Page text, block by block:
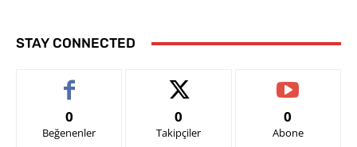
STAY CONNECTED
0
Beğenenler
0
Takipçiler
0
Abone